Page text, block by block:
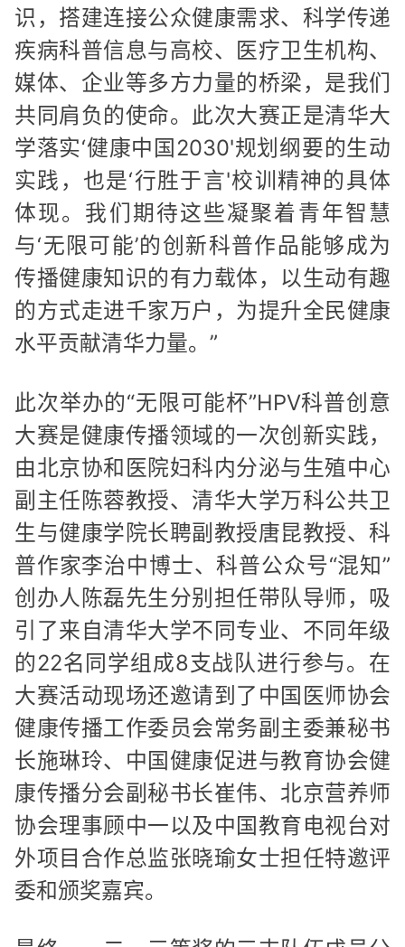
识，搭建连接公众健康需求、科学传递
疾病科普信息与高校、医疗卫生机构、
媒体、企业等多方力量的桥梁，是我们
共同肩负的使命。此次大赛正是清华大
学落实‘健康中国2030'规划纲要的生动
实践，也是‘行胜于言'校训精神的具体
体现。我们期待这些凝聚着青年智慧
与‘无限可能’的创新科普作品能够成为
传播健康知识的有力载体，以生动有趣
的方式走进千家万户，为提升全民健康
水平贡献清华力量。”
此次举办的“无限可能杯”HPV科普创意
大赛是健康传播领域的一次创新实践，
由北京协和医院妇科内分泌与生殖中心
副主任陈蓉教授、清华大学万科公共卫
生与健康学院长聘副教授唐昆教授、科
普作家李治中博士、科普公众号“混知”
创办人陈磊先生分别担任带队导师，吸
引了来自清华大学不同专业、不同年级
的22名同学组成8支战队进行参与。在
大赛活动现场还邀请到了中国医师协会
健康传播工作委员会常务副主委兼秘书
长施琳玲、中国健康促进与教育协会健
康传播分会副秘书长崔伟、北京营养师
协会理事顾中一以及中国教育电视台对
外项目合作总监张晓瑜女士担任特邀评
委和颁奖嘉宾。